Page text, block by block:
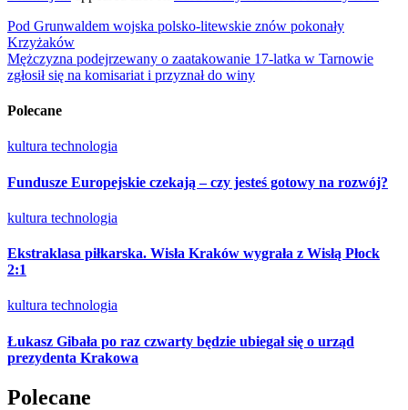
Nawigacja
wpisu
Pod Grunwaldem wojska polsko-litewskie znów pokonały
Krzyżaków
Mężczyzna podejrzewany o zaatakowanie 17-latka w Tarnowie
zgłosił się na komisariat i przyznał do winy
Polecane
kultura technologia
Fundusze Europejskie czekają – czy jesteś gotowy na rozwój?
kultura technologia
Ekstraklasa piłkarska. Wisła Kraków wygrała z Wisłą Płock
2:1
kultura technologia
Łukasz Gibała po raz czwarty będzie ubiegał się o urząd
prezydenta Krakowa
Polecane